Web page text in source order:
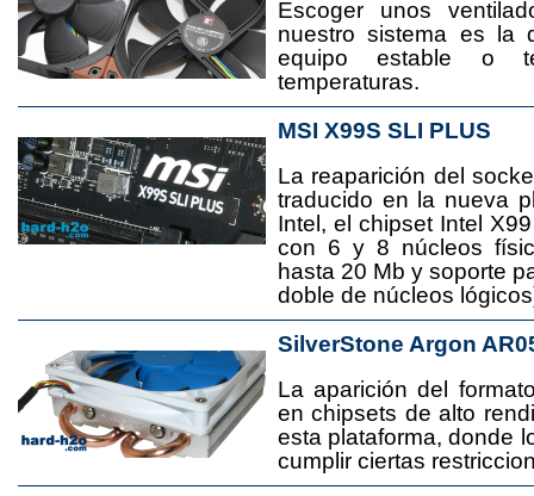
Escoger unos
nuestro sistema es la
equipo estable o
temperaturas.
MSI X99S SLI PLUS
La reaparición del
traducido en la nueva
Intel, el chipset Intel
con 6 y 8 núcleos
hasta 20 Mb y soporte
doble de núcleos
SilverStone Argon
La aparición del
en chipsets de alto
esta plataforma, donde
cumplir ciertas